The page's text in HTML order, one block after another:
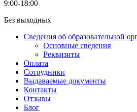
9:00-18:00
Без выходных
Сведения об образовательной
Основные сведения
Реквизиты
Оплата
Сотрудники
Выдаваемые документы
Контакты
Отзывы
Блог